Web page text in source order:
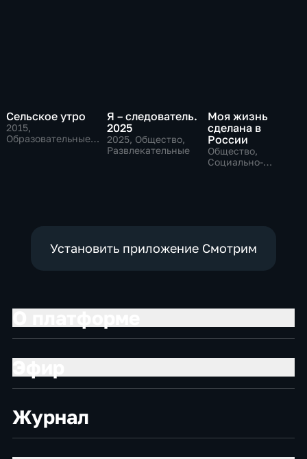
Сельское утро
2015,
Образовательные,
Я – следователь.
2025
2025, Общество,
Развлекательные
Моя жизнь
сделана в
России
Общество,
Социально-
Установить приложение Смотрим
Журнал